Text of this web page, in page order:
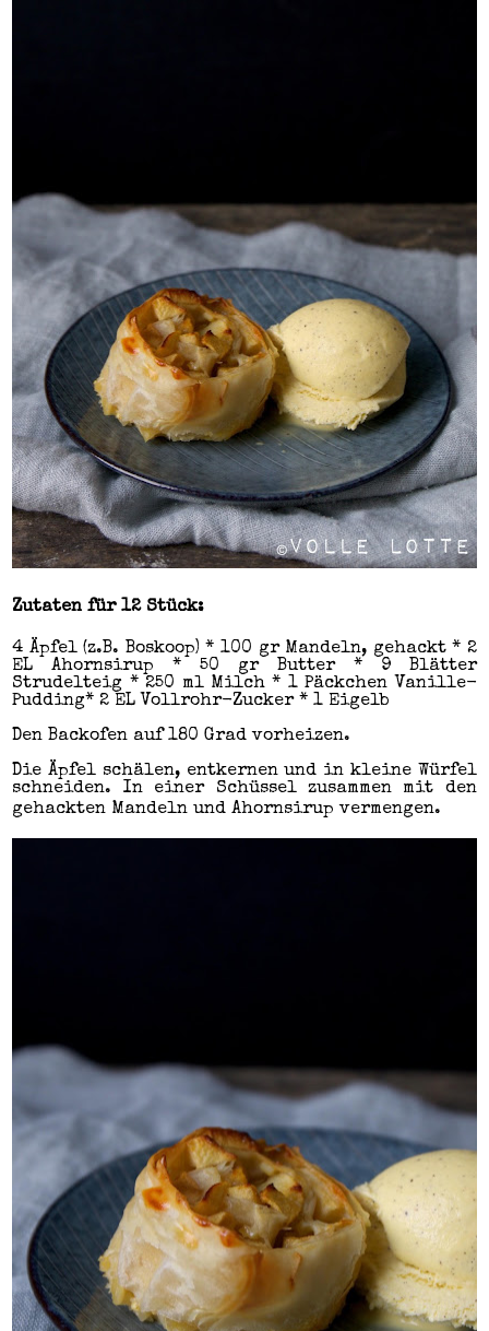
Zutaten für 12 Stück:
4 Äpfel (z.B. Boskoop) * 100 gr Mandeln, gehackt * 2
EL Ahornsirup * 50 gr Butter * 9 Blätter
Strudelteig * 250 ml Milch * 1 Päckchen Vanille-
Pudding* 2 EL Vollrohr-Zucker * 1 Eigelb
Den Backofen auf 180 Grad vorheizen.
Die Äpfel schälen, entkernen und in kleine Würfel
schneiden. In einer Schüssel zusammen mit den
gehackten Mandeln und Ahornsirup vermengen.